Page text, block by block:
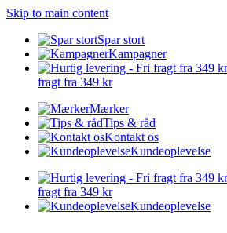
Skip to main content
Spar stort
Kampagner
fragt fra 349 kr
Mærker
Tips & råd
Kontakt os
Kundeoplevelse
fragt fra 349 kr
Kundeoplevelse